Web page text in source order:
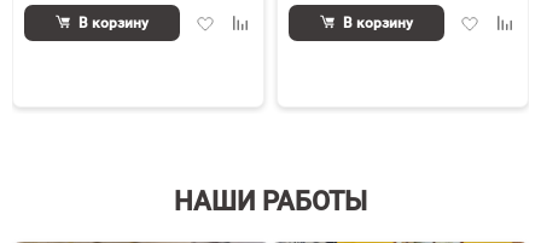
ДобавитьДобавить
В корзину
Добавить
В корзину
НАШИ РАБОТЫ